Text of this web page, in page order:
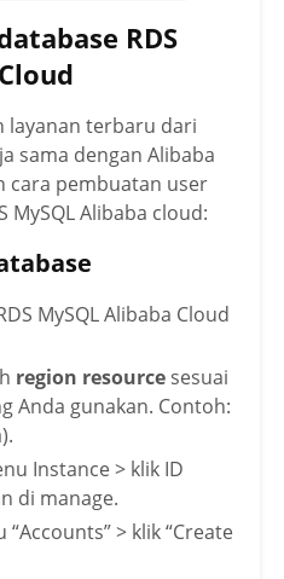
RDS
layanan terbaru dari
sama dengan Alibaba
cara pembuatan user
MySQL Alibaba cloud:
MySQL Alibaba Cloud
region resource sesuai
Anda gunakan. Contoh:
Instance > klik ID
di manage.
> klik “Create